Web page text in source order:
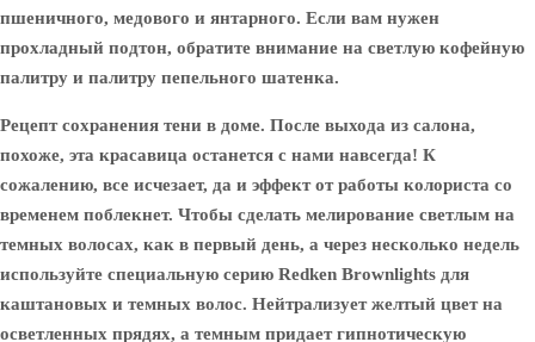
пшеничного, медового и янтарного. Если вам нужен
прохладный подтон, обратите внимание на светлую кофейную
палитру и палитру пепельного шатенка.
Рецепт сохранения тени в доме. После выхода из салона,
похоже, эта красавица останется с нами навсегда! К
сожалению, все исчезает, да и эффект от работы колориста со
временем поблекнет. Чтобы сделать мелирование светлым на
темных волосах, как в первый день, а через несколько недель
используйте специальную серию Redken Brownlights для
каштановых и темных волос. Нейтрализует желтый цвет на
осветленных прядях, а темным придает гипнотическую